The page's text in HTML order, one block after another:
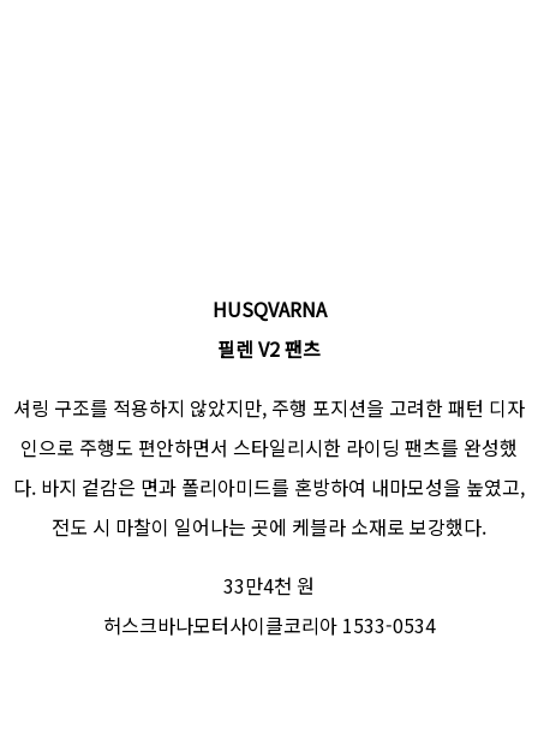
HUSQVARNA
필렌 V2 팬츠
셔링 구조를 적용하지 않았지만, 주행 포지션을 고려한 패턴 디자
인으로 주행도 편안하면서 스타일리시한 라이딩 팬츠를 완성했
다. 바지 겉감은 면과 폴리아미드를 혼방하여 내마모성을 높였고,
전도 시 마찰이 일어나는 곳에 케블라 소재로 보강했다.
33만4천 원
허스크바나모터사이클코리아 1533-0534